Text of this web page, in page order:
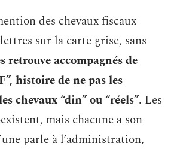
des chevaux fiscaux
sur la carte grise, sans
retrouve accompagnés de
histoire de ne pas les
chevaux “din” ou “réels”. Les
mais chacune a son
parle à l’administration,